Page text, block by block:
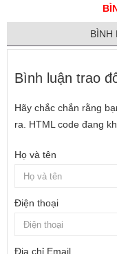
BÌNH
Bình luận trao
Hãy chắc chắn rằng
ra. HTML code đang
Họ và tên
Điện thoại
Địa chỉ Email